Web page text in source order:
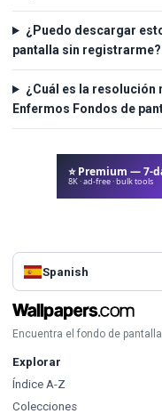
¿Puedo descargar
pantalla sin registrarme?
¿Cuál es la resolución
Enfermos Fondos de
⭐ Premium — 7-
8K · ad-free · bulk tools
Spanish
Encuentra el fondo de
Explorar
Índice A-Z
Colecciones